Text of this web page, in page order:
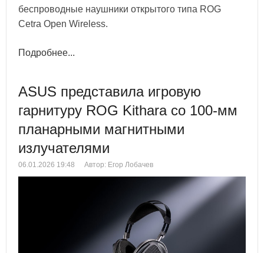
беспроводные наушники открытого типа ROG
Cetra Open Wireless.
Подробнее...
ASUS представила игровую
гарнитуру ROG Kithara со 100-мм
планарными магнитными
излучателями
06.01.2026 19:48 Автор: Егор Лобачев